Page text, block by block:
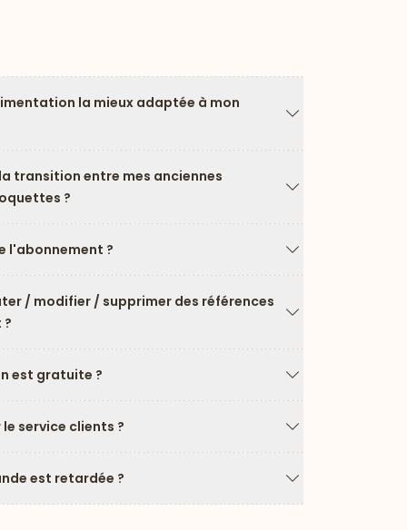
la mieux adaptée à mon
transition entre mes anciennes
?
l'abonnement ?
Flèche vers le
/ modifier / supprimer des références
est gratuite ?
Flèche vers le
service clients ?
Flèche vers le
est retardée ?
Flèche vers le